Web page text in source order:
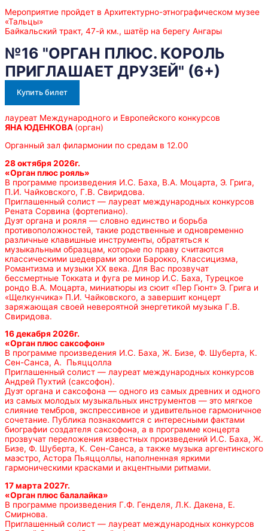
Мероприятие пройдет в Архитектурно-этнографическом музее
«Тальцы»
Байкальский тракт, 47-й км., шатёр на берегу Ангары
№16 "ОРГАН ПЛЮС. КОРОЛЬ
ПРИГЛАШАЕТ ДРУЗЕЙ" (6+)
Купить билет
лауреат Международного и Европейского конкурсов
ЯНА ЮДЕНКОВА (орган)
Органный зал филармонии по средам в 12.00
28 октября 2026г.
«Орган плюс рояль»
В программе произведения И.С. Баха, В.А. Моцарта, Э. Грига,
П.И. Чайковского, Г.В. Свиридова.
Приглашенный солист — лауреат международных конкурсов
Рената Сорвина (фортепиано).
Дуэт органа и рояля — словно единство и борьба
противоположностей, такие родственные и одновременно
различные клавишные инструменты, обратяться к
музыкальным образцам, которые по праву считаются
классическими шедеврами эпохи Барокко, Классицизма,
Романтизма и музыки ХХ века. Для Вас прозвучат
бессмертные Токката и фуга ре минор И.С. Баха, Турецкое
рондо В.А. Моцарта, миниатюры из сюит «Пер Гюнт» Э. Грига и
«Щелкунчика» П.И. Чайковского, а завершит концерт
заряжающая своей невероятной энергетикой музыка Г.В.
Свиридова.
16 декабря 2026г.
«Орган плюс саксофон»
В программе произведения И.С. Баха, Ж. Бизе, Ф. Шуберта, К.
Сен-Санса, А. Пьяццолла
Приглашенный солист — лауреат международных конкурсов
Андрей Пухтий (саксофон).
Дуэт органа и саксофона — одного из самых древних и одного
из самых молодых музыкальных инструментов — это мягкое
слияние тембров, экспрессивное и удивительное гармоничное
сочетание. Публика познакомится с интересными фактами
биографии создателя саксофона, а в программе концерта
прозвучат переложения известных произведений И.С. Баха, Ж.
Бизе, Ф. Шуберта, К. Сен-Санса, а также музыка аргентинского
маэстро, Астора Пьяццоллы, наполненная яркими
гармоническими красками и акцентными ритмами.
17 марта 2027г.
«Орган плюс балалайка»
В программе произведения Г.Ф. Генделя, Л.К. Дакена, Е.
Смирнова.
Приглашенный солист — лауреат международных конкурсов